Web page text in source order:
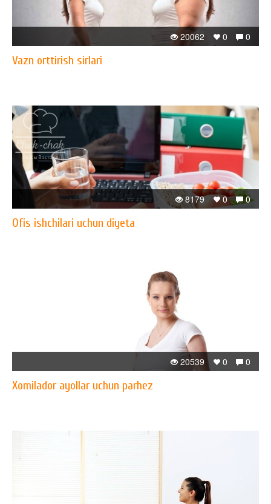
0
0
20062
Vazn orttirish sirlari
0
0
8179
Ofis ishchilari uchun diyeta
0
0
20539
Xomilador ayollar uchun parhez